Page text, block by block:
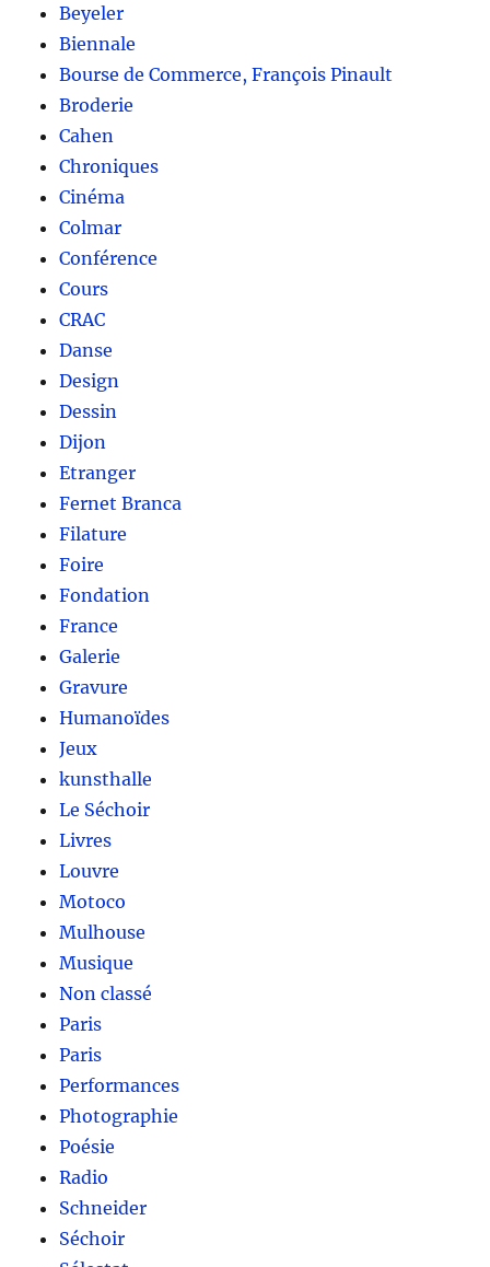
Beyeler
Biennale
Bourse de Commerce, François Pinault
Broderie
Cahen
Chroniques
Cinéma
Colmar
Conférence
Cours
CRAC
Danse
Design
Dessin
Dijon
Etranger
Fernet Branca
Filature
Foire
Fondation
France
Galerie
Gravure
Humanoïdes
Jeux
kunsthalle
Le Séchoir
Livres
Louvre
Motoco
Mulhouse
Musique
Non classé
Paris
Paris
Performances
Photographie
Poésie
Radio
Schneider
Séchoir